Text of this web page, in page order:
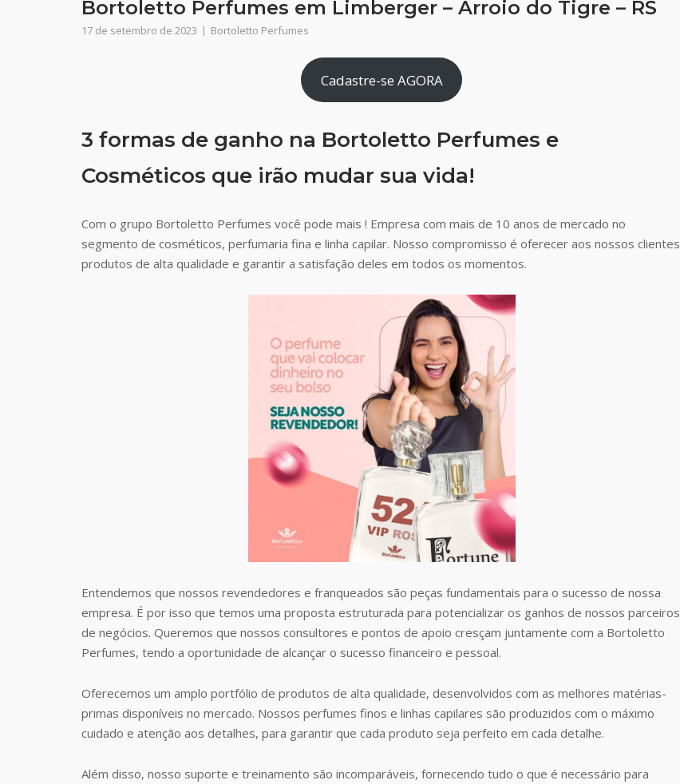
Bortoletto Perfumes em Limberger – Arroio do Tigre – RS
17 de setembro de 2023 Bortoletto Perfumes
Cadastre-se AGORA
3 formas de ganho na Bortoletto Perfumes e
Cosméticos que irão mudar sua vida!
Com o grupo Bortoletto Perfumes você pode mais ! Empresa com mais de 10 anos de mercado no
segmento de cosméticos, perfumaria fina e linha capilar. Nosso compromisso é oferecer aos nossos clientes
produtos de alta qualidade e garantir a satisfação deles em todos os momentos.
Entendemos que nossos revendedores e franqueados são peças fundamentais para o sucesso de nossa
empresa. É por isso que temos uma proposta estruturada para potencializar os ganhos de nossos parceiros
de negócios. Queremos que nossos consultores e pontos de apoio cresçam juntamente com a Bortoletto
Perfumes, tendo a oportunidade de alcançar o sucesso financeiro e pessoal.
Oferecemos um amplo portfólio de produtos de alta qualidade, desenvolvidos com as melhores matérias-
primas disponíveis no mercado. Nossos perfumes finos e linhas capilares são produzidos com o máximo
cuidado e atenção aos detalhes, para garantir que cada produto seja perfeito em cada detalhe.
Além disso, nosso suporte e treinamento são incomparáveis, fornecendo tudo o que é necessário para